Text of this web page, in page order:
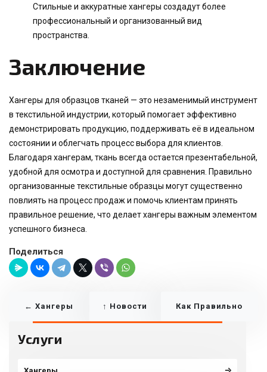
Стильные и аккуратные хангеры создадут более
профессиональный и организованный вид
пространства.
Заключение
Хангеры для образцов тканей — это незаменимый инструмент
в текстильной индустрии, который помогает эффективно
демонстрировать продукцию, поддерживать её в идеальном
состоянии и облегчать процесс выбора для клиентов.
Благодаря хангерам, ткань всегда остается презентабельной,
удобной для осмотра и доступной для сравнения. Правильно
организованные текстильные образцы могут существенно
повлиять на процесс продаж и помочь клиентам принять
правильное решение, что делает хангеры важным элементом
успешного бизнеса.
Поделиться
← Хангеры
Для
Образцов
↑ Новости Как Правильно
Для Образцов
Услуги